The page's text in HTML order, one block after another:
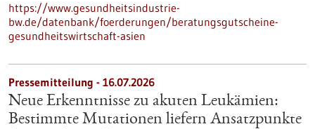
https://www.gesundheitsindustrie-
bw.de/datenbank/foerderungen/beratungsgutscheine-
gesundheitswirtschaft-asien
Pressemitteilung - 16.07.2026
Neue Erkenntnisse zu akuten Leukämien:
Bestimmte Mutationen liefern Ansatzpunkte